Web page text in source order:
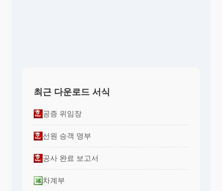
최근 다운로드 서식
공증 위임장
선원 승객 명부
공사 완료 보고서
차계부